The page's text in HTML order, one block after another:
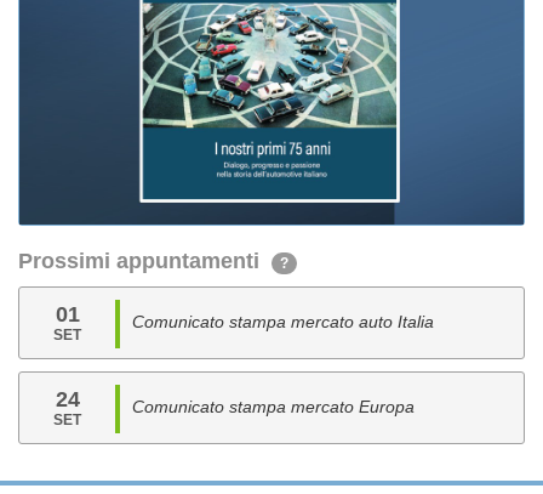
Prossimi appuntamenti ?
01
SET
Comunicato stampa mercato auto Italia
24
SET
Comunicato stampa mercato Europa